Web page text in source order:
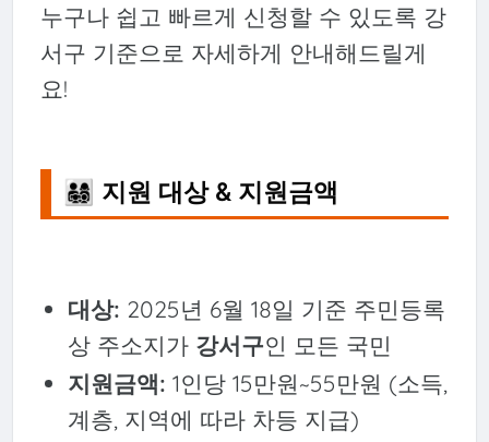
누구나 쉽고 빠르게 신청할 수 있도록 강
서구 기준으로 자세하게 안내해드릴게
요!
👨‍👩‍👧‍👦 지원 대상 & 지원금액
대상: 2025년 6월 18일 기준 주민등록
상 주소지가 강서구인 모든 국민
지원금액: 1인당 15만원~55만원 (소득,
계층, 지역에 따라 차등 지급)